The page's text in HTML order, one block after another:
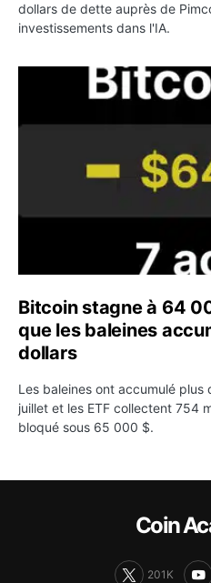
dollars de dette auprès de
investissements dans l'IA.
Bitcoin stagne à 64 000
Bitcoin stagne à 64
que les baleines
dollars
Les baleines ont accumulé
juillet et les ETF collectent 754
bloqué sous 65 000 $.
Coin
201K